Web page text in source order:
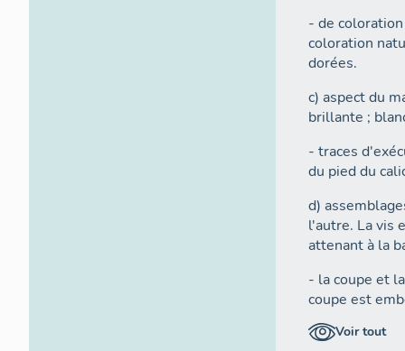
- de
coloration
dorées.
c) aspect du
brillante ;
- traces
du pied du
d)
l'autre. La vis
attenant à la
- la coupe et
coupe est
- le piedVoir tout